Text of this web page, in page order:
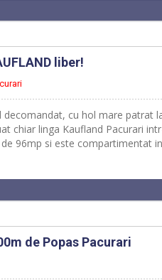
liber!
decomandat, cu hol mare patrat
chiar linga Kaufland Pacurari
96mp si este compartimentat in
de Popas Pacurari